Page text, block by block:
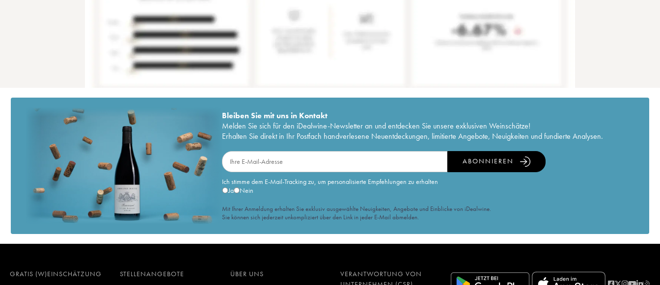
Bleiben Sie mit uns in Kontakt
Melden Sie sich für den iDealwine-Newsletter an und entdecken Sie unsere exklusiven Weinschätze!
Erhalten Sie direkt in Ihr Postfach handverlesene Neuentdeckungen, limitierte Angebote, Neuigkeiten und fundierte Analysen.
Ich stimme dem E-Mail-Tracking zu, um personalisierte Empfehlungen zu erhalten
Ja
Nein
ABONNIEREN
Mit Ihrer Anmeldung erhalten Sie exklusiv ausgewählte Neuigkeiten, Angebote und Einblicke von iDealwine.
Sie können sich jederzeit unkompliziert über den Link in jeder E-Mail abmelden.
GRATIS (W)EINSCHÄTZUNG STELLENANGEBOTE ÜBER UNS
VERANTWORTUNG VON